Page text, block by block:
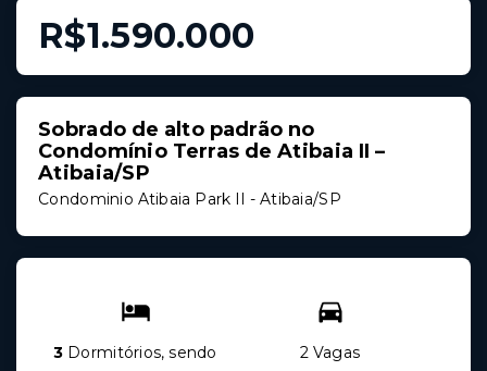
R$1.590.000
Sobrado de alto padrão no
Condomínio Terras de Atibaia II –
Atibaia/SP
Condominio Atibaia Park II - Atibaia/SP
3 Dormitórios, sendo
2 Vagas